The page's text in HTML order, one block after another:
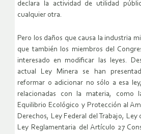
declara la actividad de utilidad
cualquier otra.
Pero los daños que causa la industria
que también los miembros del
interesado en modificar las leyes.
actual Ley Minera se han
reformar o adicionar no sólo a esa
relacionadas con la materia, como
Equilibrio Ecológico y Protección al
Derechos, Ley Federal del Trabajo, Ley
Ley Reglamentaria del Artículo 27